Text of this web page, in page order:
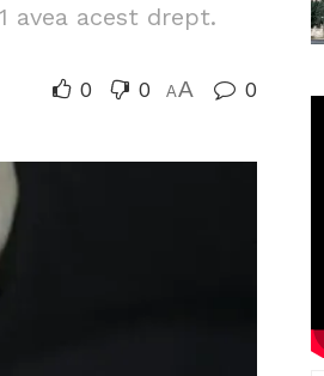
avea acest drept.
0 0 AA 0